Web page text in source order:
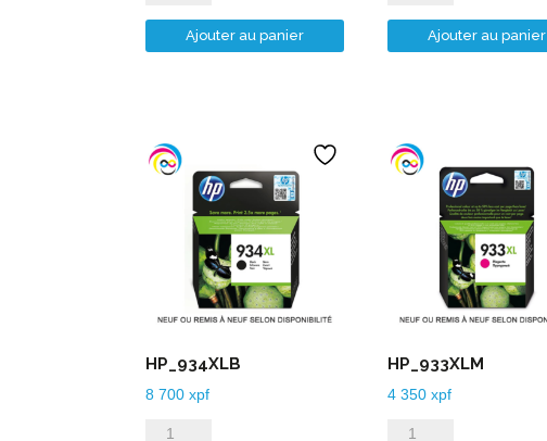
de
HP_920XLC
Ajouter au panier
de
HP_920XLM
Ajouter au panier
HP_934XLB
8 700xpf
quantité
HP_933XLM
4 350xpf
quantité